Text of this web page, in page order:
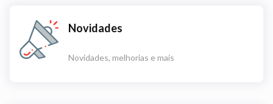
Novidades
Novidades, melhorias e mais